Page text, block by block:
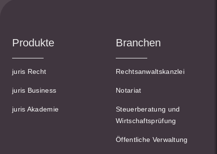
Produkte
juris Recht
juris Business
juris Akademie
Branchen
Rechtsanwaltskanzlei
Notariat
Steuerberatung und
Wirtschaftsprüfung
Öffentliche Verwaltung